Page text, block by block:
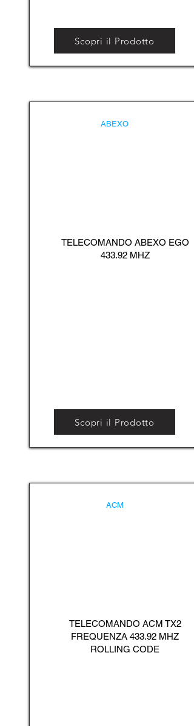
Scopri il Prodotto
ABEXO
TELECOMANDO ABEXO EGO
433.92 MHZ
Scopri il Prodotto
ACM
TELECOMANDO ACM TX2
FREQUENZA 433.92 MHZ
ROLLING CODE